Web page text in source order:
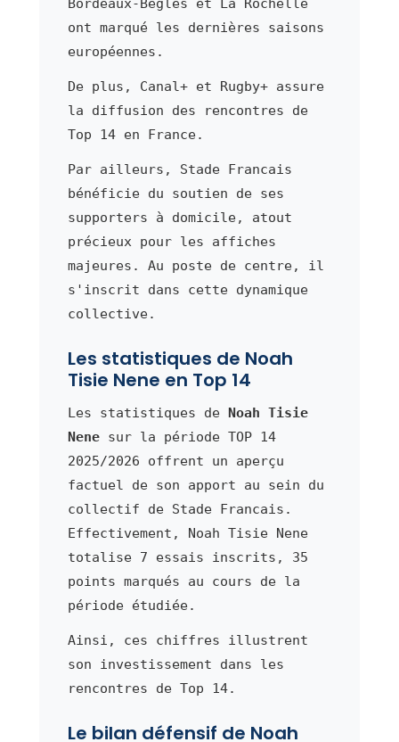
Bordeaux-Bègles et La Rochelle
ont marqué les dernières saisons
européennes.
De plus, Canal+ et Rugby+ assure
la diffusion des rencontres de
Top 14 en France.
Par ailleurs, Stade Francais
bénéficie du soutien de ses
supporters à domicile, atout
précieux pour les affiches
majeures. Au poste de centre, il
s'inscrit dans cette dynamique
collective.
Les statistiques de Noah
Tisie Nene en Top 14
Les statistiques de Noah Tisie
Nenesur la période TOP 14
2025/2026 offrent un aperçu
factuel de son apport au sein du
collectif de Stade Francais.
Effectivement, Noah Tisie Nene
totalise 7 essais inscrits, 35
points marqués au cours de la
période étudiée.
Ainsi, ces chiffres illustrent
son investissement dans les
rencontres de Top 14.
Le bilan défensif de Noah